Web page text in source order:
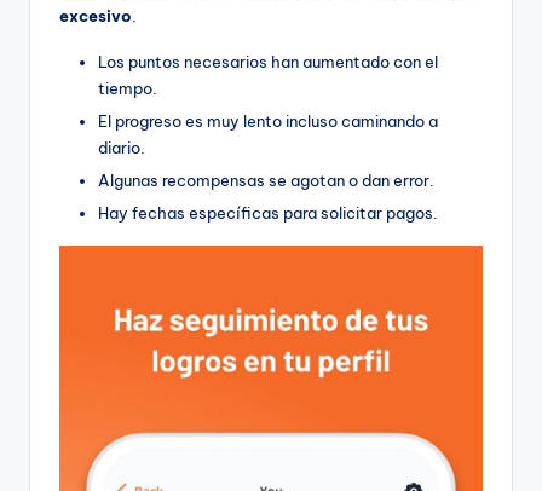
excesivo
Los puntos necesarios han aumentado con el
tiempo.
El progreso es muy lento incluso caminando a
diario.
Algunas recompensas se agotan o dan error.
Hay fechas específicas para solicitar pagos.